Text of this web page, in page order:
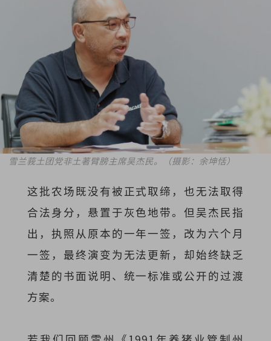
雪兰莪土团党非土著臂膀主席吴杰民。（摄影：余坤恬）
这批农场既没有被正式取缔，也无法取得
合法身分，悬置于灰色地带。但吴杰民指
出，执照从原本的一年一签，改为六个月
一签，最终演变为无法更新，却始终缺乏
清楚的书面说明、统一标准或公开的过渡
方案。